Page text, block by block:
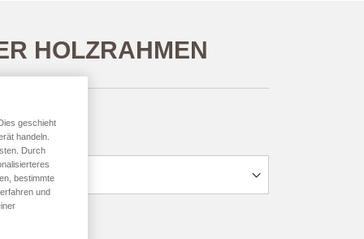
HOLZRAHMEN
ab 32,90 € *
geschieht
handeln.
Durch
bestimmte
und